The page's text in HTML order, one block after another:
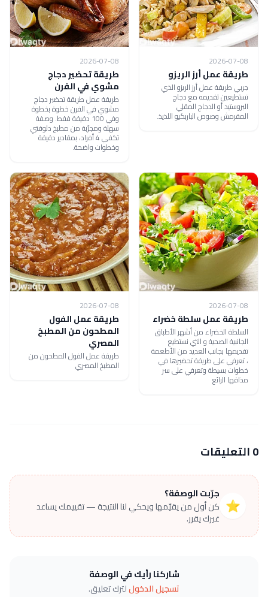
2026-07-08
طريقة عمل أرز الريزو
جربي طريقة عمل أرز الريزو الذي
تستطيعين تقديمه مع دجاج
البروستيد أو الدجاج المقلي
المقرمش وصوص الباربكيو اللذيذ.
2026-07-08
طريقة تحضير دجاج
مشوي في الفرن
طريقة عمل طريقة تحضير دجاج
مشوي في الفرن خطوة بخطوة
وفي 100 دقيقة فقط. وصفة
سهلة ومجرّبة من مطبخ دلوقتي
تكفي 4 أفراد، بمقادير دقيقة
وخطوات واضحة.
2026-07-08
طريقة عمل سلطة خضراء
السلطة الخضراء من أشهر الأطباق
الجانبية الصحية و التي نستطيع
تقديمها بجانب العديد من الأطعمة
، تعرفي على طريقة تحضيرها في
خطوات بسيطة وتعرفي على سر
مذاقها الرائع
2026-07-08
طريقة عمل الفول
المطحون من المطبخ
المصري
طريقة عمل الفول المطحون من
المطبخ المصري
0 التعليقات
⭐
جرّبت الوصفة؟
كن أول من يقيّمها ويحكي لنا النتيجة — تقييمك يساعد
غيرك يقرر.
شاركنا رأيك في الوصفة
تسجيل الدخوللترك تعليق.